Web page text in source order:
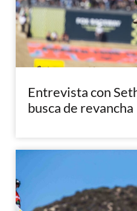
Entrevista con
busca de revancha